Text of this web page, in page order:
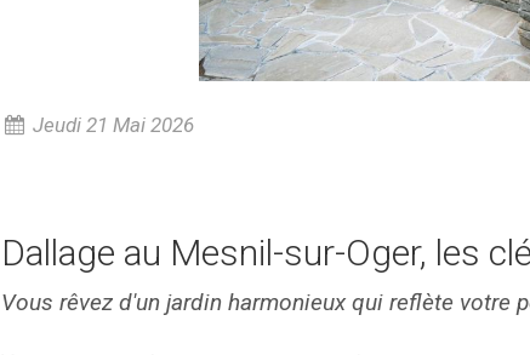
Jeudi 21 Mai 2026
Dallage au Mesnil-sur-Oger, les
Vous rêvez d'un jardin harmonieux qui reflète votre